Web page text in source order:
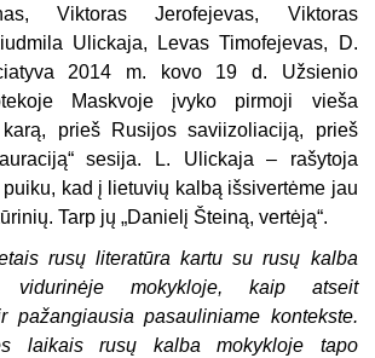
Viktoras Jerofejevas, Viktoras
Ulickaja, Levas Timofejevas, D.
2014 m. kovo 19 d. Užsienio
Maskvoje įvyko pirmoji vieša
karą, prieš Rusijos saviizoliaciją, prieš
sesija. L. Ulickaja – rašytoja
kad į lietuvių kalbą išsivertėme jau
Tarp jų „Danielį Šteiną, vertėją“.
rusų literatūra kartu su rusų kalba
vidurinėje mokykloje, kaip atseit
pažangiausia pasauliniame kontekste.
laikais rusų kalba mokyk­loje tapo